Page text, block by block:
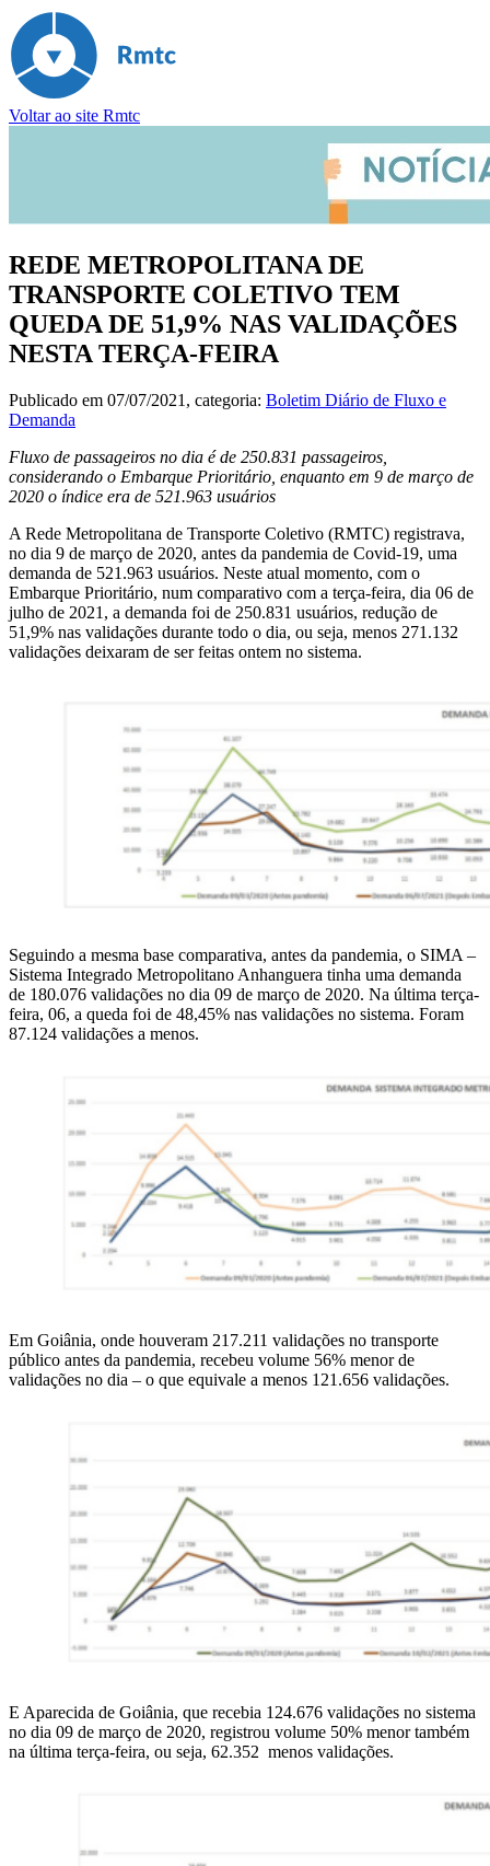
Voltar ao site Rmtc
REDE METROPOLITANA DE
TRANSPORTE COLETIVO TEM
QUEDA DE 51,9% NAS VALIDAÇÕES
NESTA TERÇA-FEIRA
Publicado em 07/07/2021 , categoria: Boletim Diário de Fluxo e
Demanda
Fluxo de passageiros no dia é de 250.831 passageiros,
considerando o Embarque Prioritário, enquanto em 9 de março de
2020 o índice era de 521.963 usuários
A Rede Metropolitana de Transporte Coletivo (RMTC) registrava,
no dia 9 de março de 2020, antes da pandemia de Covid-19, uma
demanda de 521.963 usuários. Neste atual momento, com o
Embarque Prioritário, num comparativo com a terça-feira, dia 06 de
julho de 2021, a demanda foi de 250.831 usuários, redução de
51,9% nas validações durante todo o dia, ou seja, menos 271.132
validações deixaram de ser feitas ontem no sistema.
Seguindo a mesma base comparativa, antes da pandemia, o SIMA –
Sistema Integrado Metropolitano Anhanguera tinha uma demanda
de 180.076 validações no dia 09 de março de 2020. Na última terça-
feira, 06, a queda foi de 48,45% nas validações no sistema. Foram
87.124 validações a menos.
Em Goiânia, onde houveram 217.211 validações no transporte
público antes da pandemia, recebeu volume 56% menor de
validações no dia – o que equivale a menos 121.656 validações.
E Aparecida de Goiânia, que recebia 124.676 validações no sistema
no dia 09 de março de 2020, registrou volume 50% menor também
na última terça-feira, ou seja, 62.352 menos validações.